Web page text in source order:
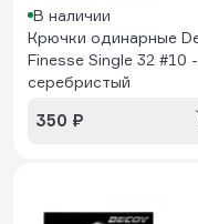
В наличии
Крючки одинарные
Finesse Single 32 #10 -
серебристый
350 ₽